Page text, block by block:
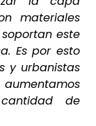
materiales
este
Es por esto
y urbanistas
de